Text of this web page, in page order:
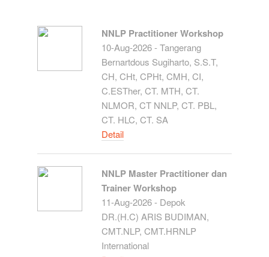
NNLP Practitioner Workshop
10-Aug-2026 - Tangerang
Bernartdous Sugiharto, S.S.T,
CH, CHt, CPHt, CMH, CI,
C.ESTher, CT. MTH, CT.
NLMOR, CT NNLP, CT. PBL,
CT. HLC, CT. SA
Detail
NNLP Master Practitioner dan
Trainer Workshop
11-Aug-2026 - Depok
DR.(H.C) ARIS BUDIMAN,
CMT.NLP, CMT.HRNLP
International